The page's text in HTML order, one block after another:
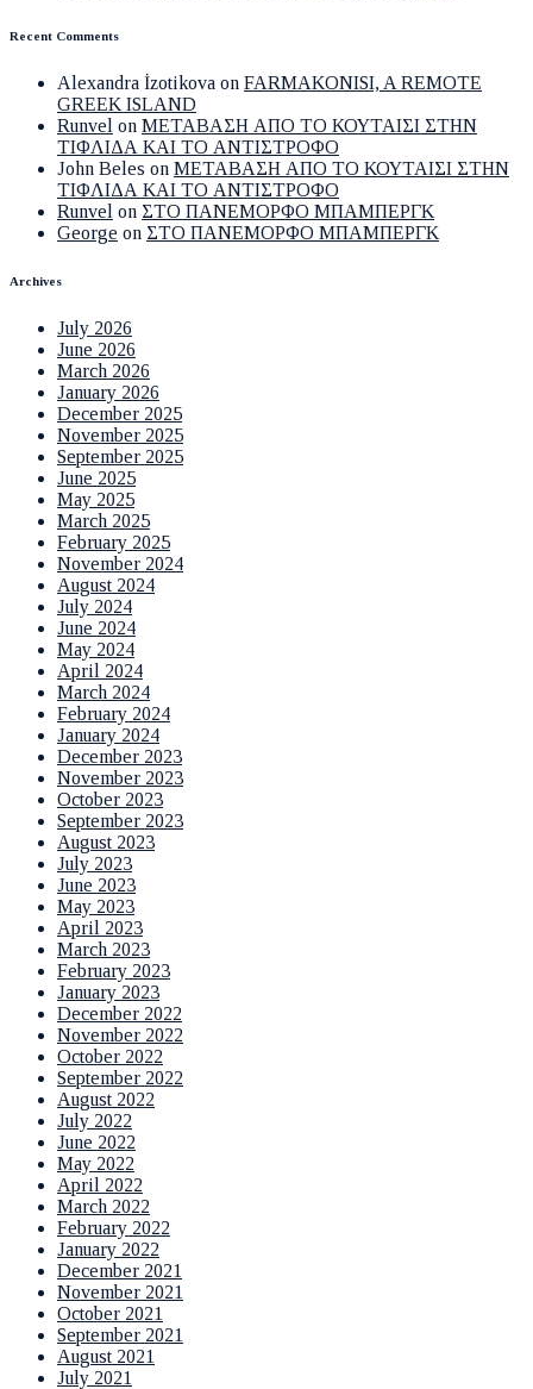
Recent Comments
Alexandra İzotikova on FARMAKONISI, A REMOTE
GREEK ISLAND
Runvel on ΜΕΤΑΒΑΣΗ ΑΠΟ ΤΟ ΚΟΥΤΑΙΣΙ ΣΤΗΝ
ΤΙΦΛΙΔΑ ΚΑΙ ΤΟ ΑΝΤΙΣΤΡΟΦΟ
John Beles on ΜΕΤΑΒΑΣΗ ΑΠΟ ΤΟ ΚΟΥΤΑΙΣΙ ΣΤΗΝ
ΤΙΦΛΙΔΑ ΚΑΙ ΤΟ ΑΝΤΙΣΤΡΟΦΟ
Runvel on ΣΤΟ ΠΑΝΕΜΟΡΦΟ ΜΠΑΜΠΕΡΓΚ
George on ΣΤΟ ΠΑΝΕΜΟΡΦΟ ΜΠΑΜΠΕΡΓΚ
Archives
July 2026
June 2026
March 2026
January 2026
December 2025
November 2025
September 2025
June 2025
May 2025
March 2025
February 2025
November 2024
August 2024
July 2024
June 2024
May 2024
April 2024
March 2024
February 2024
January 2024
December 2023
November 2023
October 2023
September 2023
August 2023
July 2023
June 2023
May 2023
April 2023
March 2023
February 2023
January 2023
December 2022
November 2022
October 2022
September 2022
August 2022
July 2022
June 2022
May 2022
April 2022
March 2022
February 2022
January 2022
December 2021
November 2021
October 2021
September 2021
August 2021
July 2021